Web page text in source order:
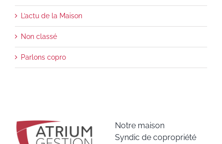
L’actu de la Maison
Non classé
Parlons copro
Notre maison
Syndic de copropriété